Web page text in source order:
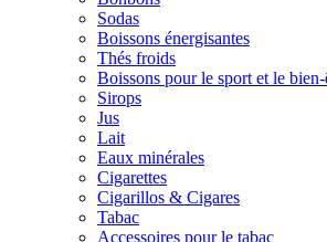
Sodas
Boissons énergisantes
Thés froids
Boissons pour le sport et le bien-
Sirops
Jus
Lait
Eaux minérales
Cigarettes
Cigarillos & Cigares
Tabac
Accessoires pour le tabac